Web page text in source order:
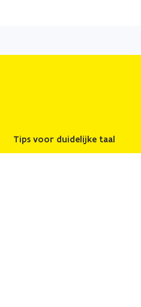
naar
Tips voor duidelijke taal